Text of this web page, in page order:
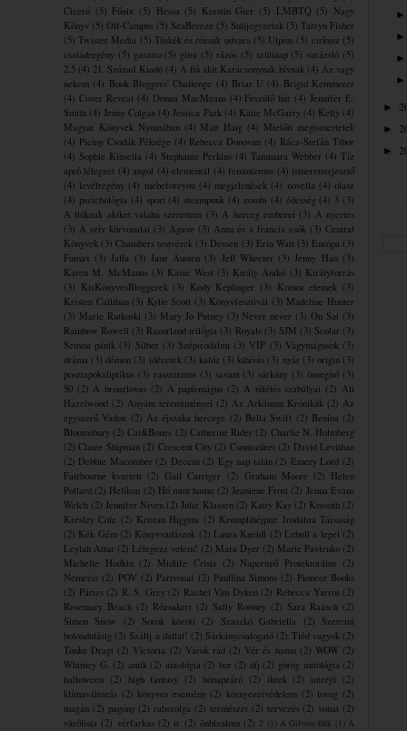
Ciceró (5) Főnix (5) Hessa (5) Kerstin Gier (5) LMBTQ (5) Nagy
Könyv (5) Off-Campus (5) SeaBreeze (5) Sulijegyzetek (5) Tarryn Fisher
(5) Twister Media (5) Tüskék és rózsák udvara (5) Ulpius (5) cirkusz (5)
családregény (5) gasztro (5) gimi (5) rázós (5) szülinap (5) varázsló (5)
2.5 (4) 21. Század Kiadó (4) A fiú akit Karácsonynak hívnak (4) Az vagy
nekem (4) Book Bloggers' Challenge (4) Briar U (4) Brigid Kemmerer
(4) Cover Reveal (4) Donna MacMeans (4) Feszülő húr (4) Jennifer E.
Smith (4) Jenny Colgan (4) Jessica Park (4) Katie McGarry (4) Kelly (4)
Magyar Könyvek Nyomában (4) Matt Haig (4) Mielőtt megismertelek
(4) Piciny Csodák Péksége (4) Rebecca Donovan (4) Rácz-Stefán Tibor
(4) Sophie Kinsella (4) Stephanie Perkins (4) Tammara Webber (4) Tíz
apró lélegzet (4) angol (4) elementál (4) feminizmus (4) ismeretterjesztő
(4) levélregény (4) mebeforeyou (4) megjelenések (4) novella (4) olasz
(4) pszichológia (4) sport (4) steampunk (4) zombi (4) édesség (4) 3 (3)
A fiúknak akiket valaha szerettem (3) A herceg emberei (3) A nyertes
(3) A szív körvonalai (3) Agave (3) Anna és a francia csók (3) Central
Könyvek (3) Chambers testvérek (3) Dessen (3) Erin Watt (3) Európa (3)
Fumax (3) Jaffa (3) Jane Austen (3) Jeff Wheeler (3) Jenny Han (3)
Karen M. McManus (3) Kasie West (3) Király Anikó (3) Királyforrás
(3) KisKönyvesBloggerek (3) Kody Keplinger (3) Komor elemek (3)
Kristen Callihan (3) Kylie Scott (3) Könyvfesztivál (3) Madeline Hunter
(3) Marie Rutkoski (3) Mary Jo Putney (3) Never never (3) On Sai (3)
Rainbow Rowell (3) Razorland trilógia (3) Royals (3) SJM (3) Scolar (3)
Semmi pánik (3) Silber (3) Szépirodalmi (3) VIP (3) Vágymágusok (3)
dráma (3) démon (3) idézetek (3) kalóz (3) kihívás (3) nyár (3) origin (3)
posztapokaliptikus (3) rasszizmus (3) savant (3) sárkány (3) önsegítő (3)
50 (2) A bronzlovas (2) A papírmágus (2) A túlélés szabályai (2) Ali
Hazelwood (2) Anyám teremtményei (2) Az Arkánum Krónikák (2) Az
egyszerű Vadon (2) Az éjszaka hercege (2) Bella Swift (2) Benina (2)
Bloomsbury (2) Cat&Bones (2) Catherine Rider (2) Charlie N. Holmberg
(2) Claire Shipman (2) Crescent City (2) Csontszüret (2) David Levithan
(2) Debbie Macomber (2) Decens (2) Egy nap talán (2) Emery Lord (2)
Fairbourne kvartett (2) Gail Carriger (2) Graham Moore (2) Helen
Pollard (2) Helikon (2) Hó mint hamu (2) Jeaniene Frost (2) Jenna Evans
Welch (2) Jennifer Niven (2) Julie Klassen (2) Katty Kay (2) Kossuth (2)
Kresley Cole (2) Kristan Higgins (2) Krumplihéjpite ​Irodalmi Társaság
(2) Kék Gém (2) Könyvvadászok (2) Laura Kneidl (2) Lehull a lepel (2)
Leylah Attar (2) Lélegezz velem! (2) Mara Dyer (2) Marie Pavlenko (2)
Michelle Hodkin (2) Midlife Crisis (2) Napernyő Protektorátus (2)
Nemezis (2) POV (2) Partvonal (2) Paullina Simons (2) Pioneer Books
(2) Párizs (2) R. S. Grey (2) Rachel Van Dyken (2) Rebecca Yarros (2)
Rosemary Beach (2) Rózsakert (2) Sally Rooney (2) Sara Raasch (2)
Simon Snow
(2) Sorok között (2) Szaszkó Gabriella (2)
Szeretni
bolondulásig (2) Szállj a dallal! (2) Sárkánycsalogató (2) Tiéd vagyok (2)
Tonke Dragt (2) Victoria (2) Várok rád (2) Vér és hamu (2) WOW (2)
Whitney G. (2) antik (2) antológia (2) bor (2) díj (2) görög mitológia (2)
halloween (2) high fantasy (2) hónapzáró (2) ikrek (2) interjú (2)
klímaváltozás (2) könyves esemény (2) környezetvédelem (2) lovag (2)
magán (2) pagony (2) rabszolga (2) természet (2) tervezés (2) vonat (2)
várólista (2) vérfarkas (2) ír (2) önbizalom (2) 2 (1) A Gibson-fiúk (1) A
►
►
►